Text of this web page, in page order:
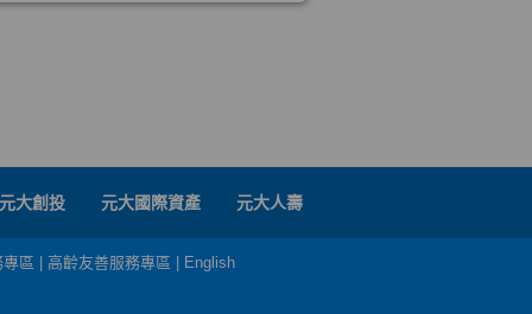
元大創投 元大國際資產 元大人壽
區 高齡友善服務專區 English